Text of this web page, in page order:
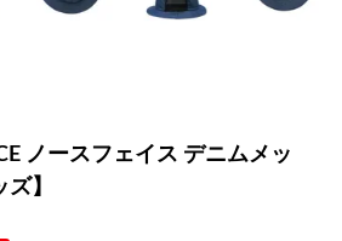
ノースフェイス デニムメッ
】